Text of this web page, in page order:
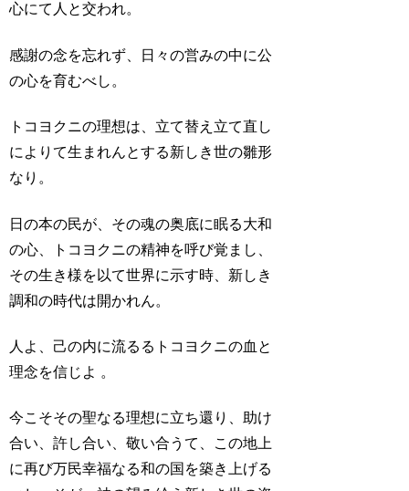
心にて人と交われ。
感謝の念を忘れず、日々の営みの中に公
の心を育むべし。
トコヨクニの理想は、立て替え立て直し
によりて生まれんとする新しき世の雛形
なり。
日の本の民が、その魂の奥底に眠る大和
の心、トコヨクニの精神を呼び覚まし、
その生き様を以て世界に示す時、新しき
調和の時代は開かれん。
人よ、己の内に流るるトコヨクニの血と
理念を信じよ 。
今こそその聖なる理想に立ち還り、助け
合い、許し合い、敬い合うて、この地上
に再び万民幸福なる和の国を築き上げる